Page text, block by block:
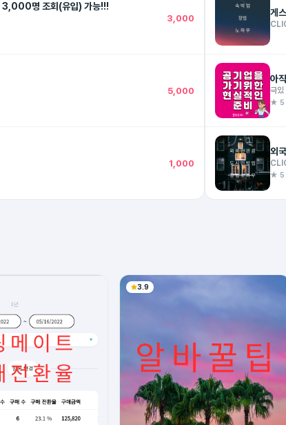
돈 벌어주는 [키워드 분석] 이거 하나로 끝내자. - 3,000명 조회(유입) 가능!!!
3,000
5,000
1,000
게
아
극있
★ 5
외
★ 5
3.9